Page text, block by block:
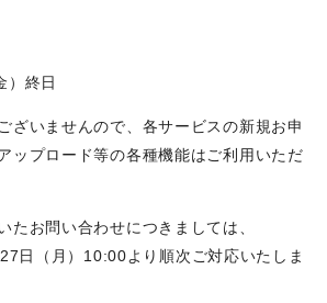
）終日
ざいませんので、各サービスの新規お申
ップロード等の各種機能はご利用いただ
たお問い合わせにつきましては、
日（月）10:00より順次ご対応いたしま